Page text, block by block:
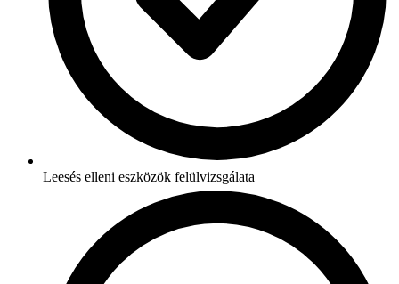
Leesés elleni eszközök felülvizsgálata